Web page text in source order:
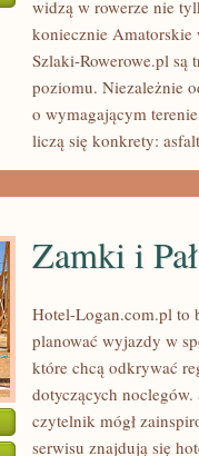
widzą w rowerze nie
koniecznie
Szlaki-Rowerowe.pl są
poziomu. Niezależnie
o wymagającym
liczą się konkrety:
Zamki i
Hotel-Logan.com.pl to
planować wyjazdy w
które chcą odkrywać
dotyczących
czytelnik mógł
serwisu znajdują się